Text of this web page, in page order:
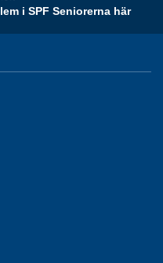
i SPF Seniorerna här